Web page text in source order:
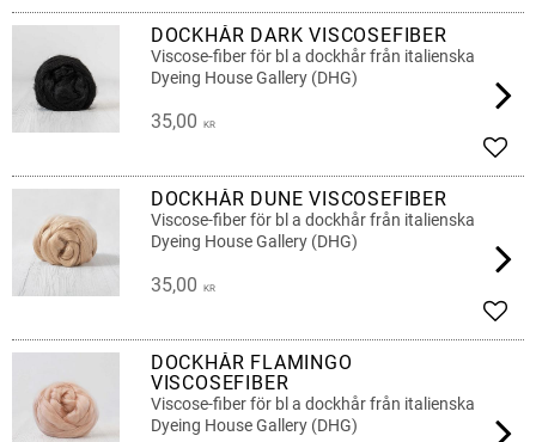
DOCKHÅR DARK VISCOSEFIBER
Viscose-fiber för bl a dockhår från italienska
Dyeing House Gallery (DHG)
35,00 KR
DOCKHÅR DUNE VISCOSEFIBER
Viscose-fiber för bl a dockhår från italienska
Dyeing House Gallery (DHG)
35,00 KR
DOCKHÅR FLAMINGO
VISCOSEFIBER
Viscose-fiber för bl a dockhår från italienska
Dyeing House Gallery (DHG)